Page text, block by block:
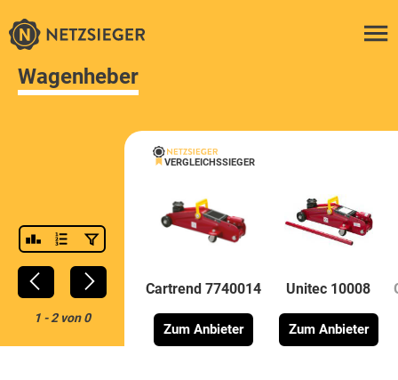
Wagenheber
1-2von0
VERGLEICHSSIEGER
Cartrend 7740014
Zum Anbieter
Unitec 10008
Zum Anbieter